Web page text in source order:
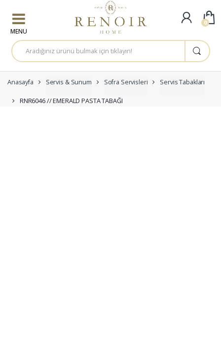
A
r
a
a
:
Anasayfa Servis & Sunum Sofra Servisleri Servis Tabakları
RNR6046 // EMERALD PASTA TABAĞI
0